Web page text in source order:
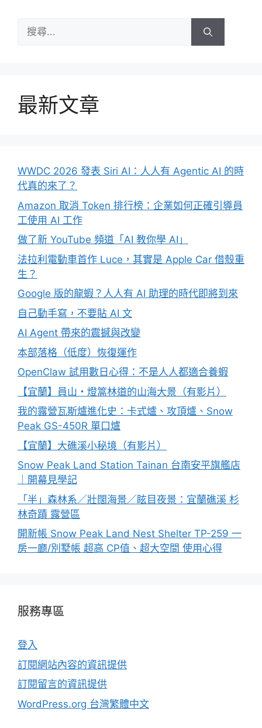
尋:
最新文章
WWDC 2026 發表 Siri AI：人人有 Agentic AI 的時
代真的來了？
Amazon 取消 Token 排行榜：企業如何正確引導員
工使用 AI 工作
做了新 YouTube 頻道「AI 教你學 AI」
法拉利電動車首作 Luce，其實是 Apple Car 借殼重
生？
Google 版的龍蝦？人人有 AI 助理的時代即將到來
自己動手寫，不要貼 AI 文
AI Agent 帶來的震撼與改變
本部落格（低度）恢復運作
OpenClaw 試用數日心得：不是人人都適合養蝦
【宜蘭】員山・燈篙林道的山海大景（有影片）
我的露營瓦斯爐進化史：卡式爐、攻頂爐、Snow
Peak GS-450R 單口爐
【宜蘭】大礁溪小秘境（有影片）
Snow Peak Land Station Tainan 台南安平旗艦店
｜開幕見學記
「半」森林系／壯闊海景／眩目夜景：宜蘭礁溪 杉
林奇蹟 露營區
開新帳 Snow Peak Land Nest Shelter TP-259 一
房一廳/別墅帳 超高 CP值、超大空間 使用心得
服務專區
登入
訂閱網站內容的資訊提供
訂閱留言的資訊提供
WordPress.org 台灣繁體中文